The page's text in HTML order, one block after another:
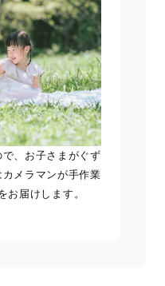
、お子さまがぐず
メラマンが手作業
お届けします。